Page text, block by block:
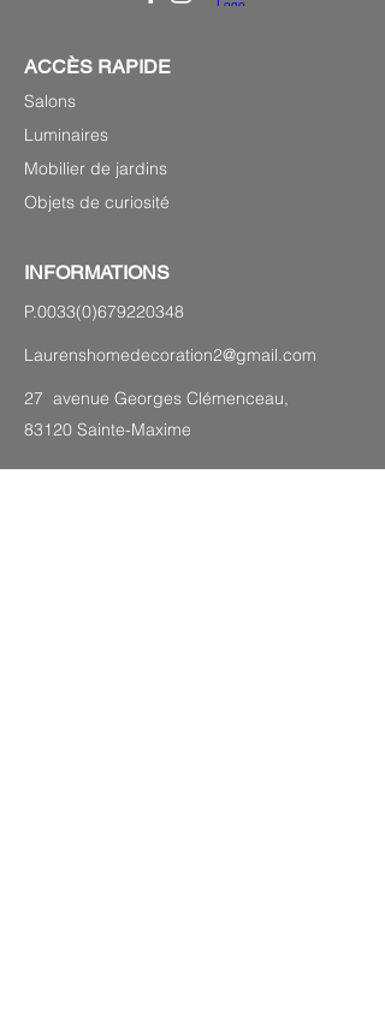
ACCÈS RAPIDE
Salons
Luminaires
Mobilier de jardins
Objets de curiosité
INFORMATIONS
P.0033(0)679220348
Laurenshomedecoration2@gmail.com
27 avenue Georges Clémenceau,
83120 Sainte-Maxime